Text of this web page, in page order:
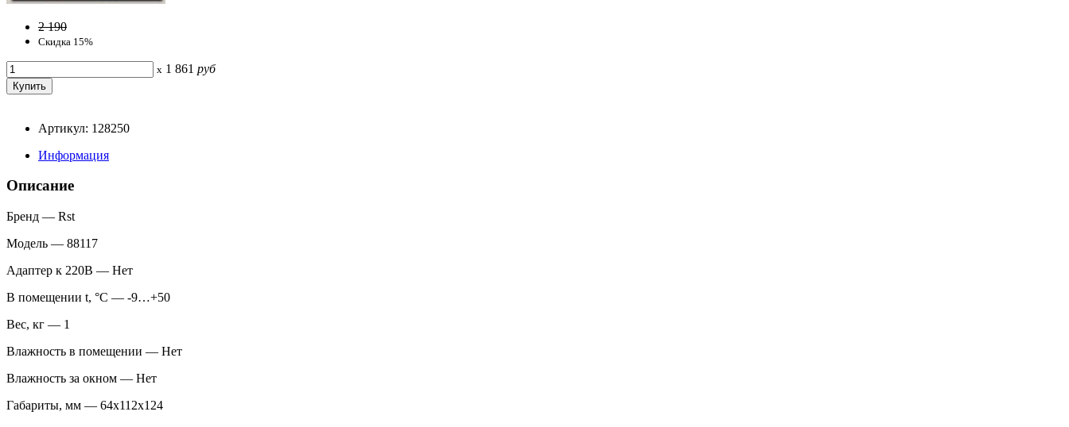
2 190
Скидка 15%
x 1 861 руб
Артикул: 128250
Информация
Описание
Бренд — Rst
Модель — 88117
Адаптер к 220В — Нет
В помещении t, °С — -9…+50
Вес, кг — 1
Влажность в помещении — Нет
Влажность за окном — Нет
Габариты, мм — 64х112х124